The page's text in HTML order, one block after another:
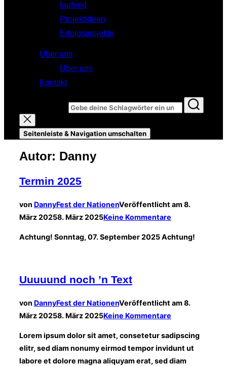
laufend
Projektideen
Erfolgsprojekte
Über uns
Über uns
Kontakt
Seitenleiste & Navigation umschalten
Autor: Danny
Termin 2025
von DannyFest der NationenVeröffentlicht am8.
März 20258. März 2025Keine Kommentare
Achtung! Sonntag, 07. September 2025 Achtung!
Uuuuund noch ’n Text
von DannyFest der NationenVeröffentlicht am8.
März 20258. März 2025Keine Kommentare
Lorem ipsum dolor sit amet, consetetur sadipscing
elitr, sed diam nonumy eirmod tempor invidunt ut
labore et dolore magna aliquyam erat, sed diam